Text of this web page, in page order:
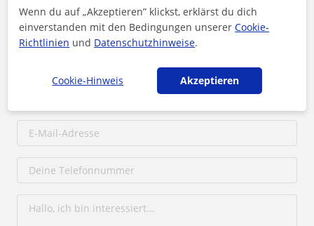
Preis pro Stunde 30
1. Lektion gratis
Wenn du auf „Akzeptieren” klickst, erklärst du dich
einverstanden mit den Bedingungen unsererCookie-
Richtlinien und Datenschutzhinweise.
Cookie-Hinweis Akzeptieren